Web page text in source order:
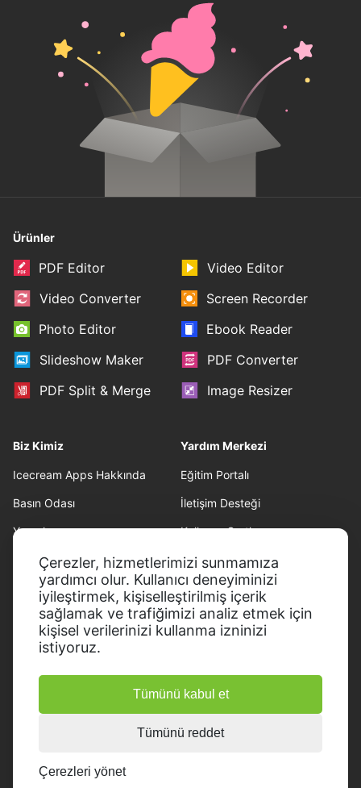
Çerezler, hizmetlerimizi sunmamıza
yardımcı olur. Kullanıcı deneyiminizi
iyileştirmek, kişiselleştirilmiş içerik
sağlamak ve trafiğimizi analiz etmek için
kişisel verilerinizi kullanma izninizi
istiyoruz.
Tümünü kabul et
Tümünü reddet
Çerezleri yönet
© 2014-2026, Icecream Apps.
Tüm hakları saklıdır
Ürünler
PDF Editor
Video Editor
Video Converter
Screen Recorder
Photo Editor
Ebook Reader
Slideshow Maker
PDF Converter
PDF Split & Merge
Image Resizer
Biz Kimiz
Icecream Apps Hakkında
Basın Odası
Yazarlarımız
Ortaklık
Yardım Merkezi
Eğitim Portalı
İletişim Desteği
Kullanım Şartları
Geri ödeme politikası
Gizlilik Politikası